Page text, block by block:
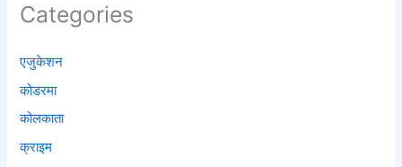
Categories
एजुकेशन
कोडरमा
कोलकाता
क्राइम